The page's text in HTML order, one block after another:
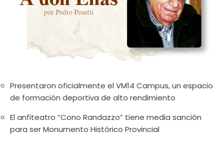
Presentaron oficialmente el VM14 Campus, un espacio
de formación deportiva de alto rendimiento
El anfiteatro “Cono Randazzo” tiene media sanción
para ser Monumento Histórico Provincial